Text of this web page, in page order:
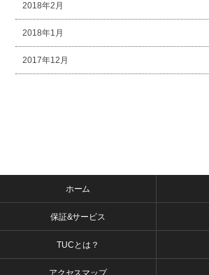
2018年2月
2018年1月
2017年12月
ホーム
保証&サービス
TUCとは？
アクセスマップ